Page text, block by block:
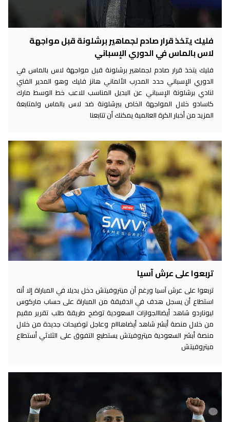
فليك يتخذ قرار صادم لجماهير برشلونة قبل مواجهة
لاس بالماس في الدوري الإسباني
فليك يتخذ قرار صادم لجماهير برشلونة قبل مواجهة لاس بالماس في
الدوري الإسباني حدد المدرب الألماني هانز فليك وهو المدير الفني
لنادي برشلونة الإسباني عن البديل المناسب للاعب خط الوسط مارك
كاسادو خلال المواجهة الخاص ببرشلونة ضد لاس بالماس ولمتابعة
المزيد من أخبار الكرة العالمية يمكنك أن تتابعنا
تربعوا على عرش آسيا
تربعوا على عرش آسيا ورغم أن ميتروفيتش دخل بديلا في المباراة إلا أنه
استطاع أن يسجل هدف في الدقيقة من المباراة على حساب ماركوس
ليوناردو شاهد أيضاالجوازات السعودية توضح طريقة طلب تقرير مقيم
من خلال منصة أبشر شاهد أيضاهااام وعاجل توضيحات جديدة من خلال
منصة أبشر السعودية ميتروفيتش يستطيع التفوق على الثلاثي أستطاع
ميتروفيتش